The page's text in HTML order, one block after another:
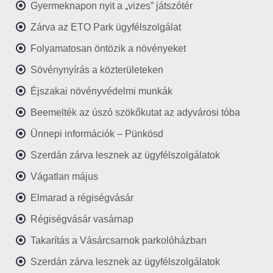
Gyermeknapon nyit a „vizes” játszótér
Zárva az ETO Park ügyfélszolgálat
Folyamatosan öntözik a növényeket
Sövénynyírás a közterületeken
Éjszakai növényvédelmi munkák
Beemelték az úszó szökőkutat az adyvárosi tóba
Ünnepi információk – Pünkösd
Szerdán zárva lesznek az ügyfélszolgálatok
Vágatlan május
Elmarad a régiségvásár
Régiségvásár vasárnap
Takarítás a Vásárcsarnok parkolóházban
Szerdán zárva lesznek az ügyfélszolgálatok